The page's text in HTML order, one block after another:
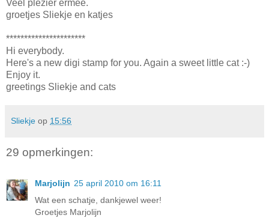
Veel plezier ermee.
groetjes Sliekje en katjes
**********************
Hi everybody.
Here's a new digi stamp for you. Again a sweet little cat :-)
Enjoy it.
greetings Sliekje and cats
Sliekje op 15:56
29 opmerkingen:
Marjolijn 25 april 2010 om 16:11
Wat een schatje, dankjewel weer!
Groetjes Marjolijn